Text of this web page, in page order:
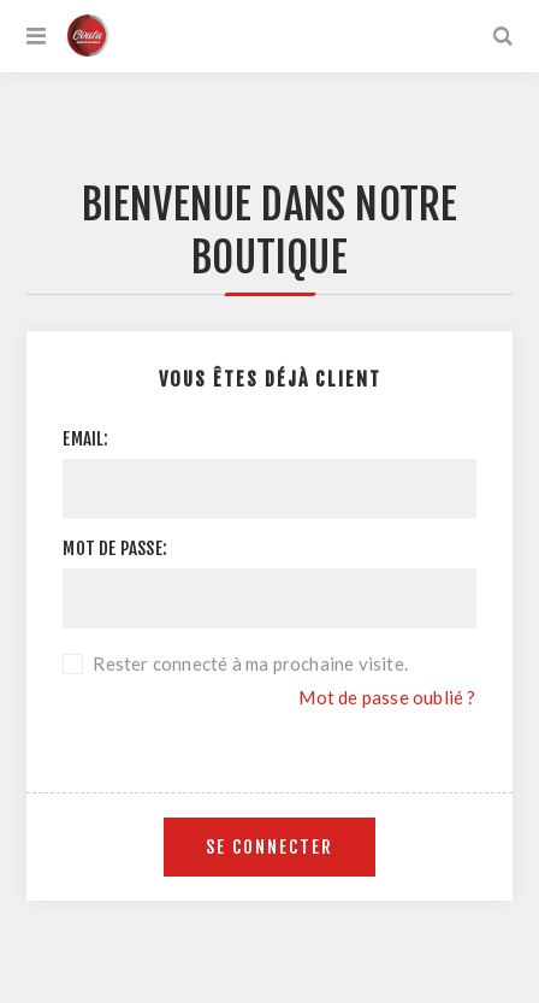
BIENVENUE DANS NOTRE
BOUTIQUE
VOUS ÊTES DÉJÀ CLIENT
EMAIL:
MOT DE PASSE:
Rester connecté à ma prochaine visite.
Mot de passe oublié ?